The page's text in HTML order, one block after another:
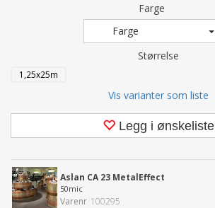
Farge
Farge
Størrelse
1,25x25m
Vis varianter som liste
Legg i ønskeliste
Aslan CA 23 MetalEffect
50mic
Varenr 100295